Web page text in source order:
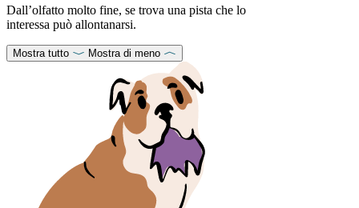
Dall’olfatto molto fine, se trova una pista che lo
interessa può allontanarsi.
Mostra tutto Mostra di meno